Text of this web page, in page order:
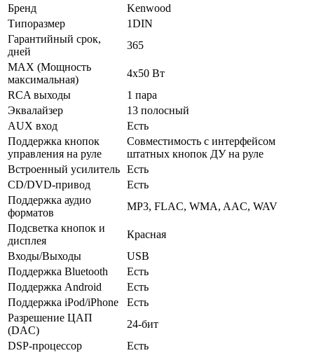
Бренд
Kenwood
Типоразмер
1DIN
Гарантийный срок,
дней
365
MAX (Мощность
максимальная)
4х50 Вт
RCA выходы
1 пара
Эквалайзер
13 полосный
AUX вход
Есть
Поддержка кнопок
управления на руле
Совместимость с интерфейсом
штатных кнопок ДУ на руле
Встроенный усилитель Есть
CD/DVD-привод
Есть
Поддержка аудио
форматов
MP3, FLAC, WMA, AAC, WAV
Подсветка кнопок и
дисплея
Красная
Входы/Выходы
USB
Поддержка Bluetooth
Есть
Поддержка Android
Есть
Поддержка iPod/iPhone
Есть
Разрешение ЦАП
(DAC)
24-бит
DSP-процессор
Есть